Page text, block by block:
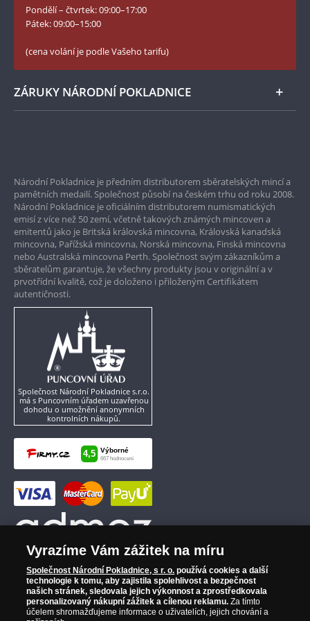
Numismatické novinky
Twitter Národní Pokladnice
LinkedIn Národní Pokladnice
Instagram Národní Pokladnice
Pondělí – čtvrtek: 09:00–17:00
Pátek: 09:00–15:00
(cena volání je podle Vašeho tarifu)
ZÁRUKY NÁRODNÍ POKLADNICE
Garance nejvyšší kvality
Pouze originální produkty
Národní Pokladnice je předním distributorem sběratelských mincí a
pamětních medailí. Společnost působí na českém trhu od roku 2008.
Národní Pokladnice je oficiálním distributorem numismatických
emisí z více než 50 zemí, včetně takových známých mincoven a
emitentů jako je Britská královská mincovna, Královská kanadská
mincovna, Pařížská mincovna, Norská mincovna, Finská mincovna
nebo Australská mincovna Perth. Společnost svým zákazníkům a
sběratelům garantuje, že všechny produkty jsou v originální a v
prvotřídní kvalitě, což je doloženo i přiloženým Certifikátem
autentičnosti.
Společnost Národní Pokladnice s.r.o.
má s Puncovním úřadem uzavřenou
dohodu o umožnění anonymních
kontrolních nákupů.
Vyrazíme Vám zážitek na míru
Společnost Národní Pokladnice, s r. o. používá cookies a další
technologie k tomu, aby zajistila spolehlivost a bezpečnost
našich stránek, sledovala jejich výkonnost a zprostředkovala
personalizovaný nákupní zážitek a cílenou reklamu. Za tímto
účelem shromažďujeme informace o uživatelích, jejich chování a